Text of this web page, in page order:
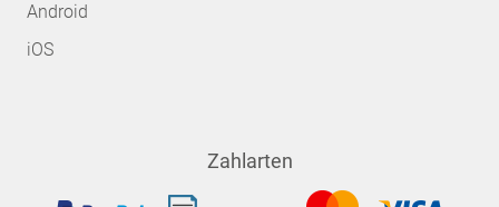
Android
iOS
Zahlarten